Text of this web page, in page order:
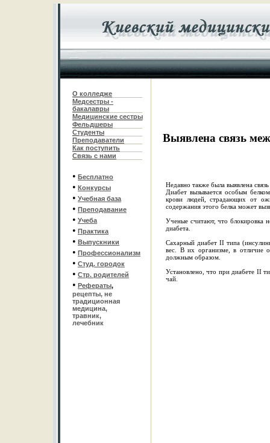
О колледже
Медсестры -
бакалавры
Медицинские сестры
Фельдшеры
Студенты
Преподаватели
Как поступить
Связь с нами
• Бесплатно
• Конкурсы
• Учебная база
• Преподавание
• Учеба
• Практика
• Выпускники
• Профессионализм
• Студ. городок
• Стр. родителей
• Рефераты,
рецепты, не
традиционная
медицина,
травник,
лечебник
Выявлена связь
Недавно также была выявлена
Диабет вызывается особым
крови людей, страдающих от
содержания этого белка может
Ученые считают, что блокировка
диабета.
Сахарный диабет II типа
вес. В их организме, в отличие
должным образом.
Установлено, что при диабете II
чай.